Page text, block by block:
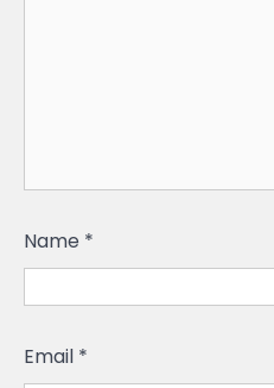
Name *
Email *